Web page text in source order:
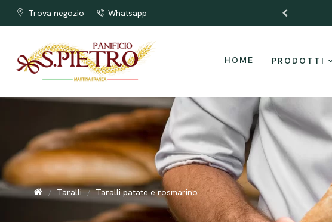
Trova negozio Whatsapp
I taralli più buoni di Puglia !!!
HOME PRODOTTI
Taralli Taralli patate e rosmarino